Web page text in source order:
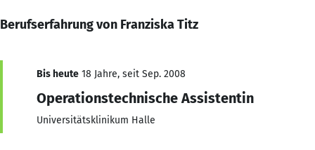
Berufserfahrung von Franziska Titz
Bis heute 18 Jahre, seit Sep. 2008
Operationstechnische Assistentin
Universitätsklinikum Halle